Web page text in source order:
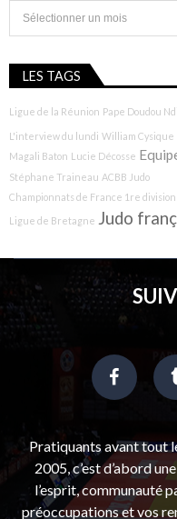
Archives
LES TAGS
Ligue de la Réunion Pape Doudou
L'interview du lundi William Cysique
Magali Baton Lucie Décosse
Stéphane Traineau ACBB Judo
Championnats de France 1re
Ligue de Bretagne Judo
Pratiquants avant tout
2005, c’est d’abord
l’esprit, communauté
préoccupations et vos